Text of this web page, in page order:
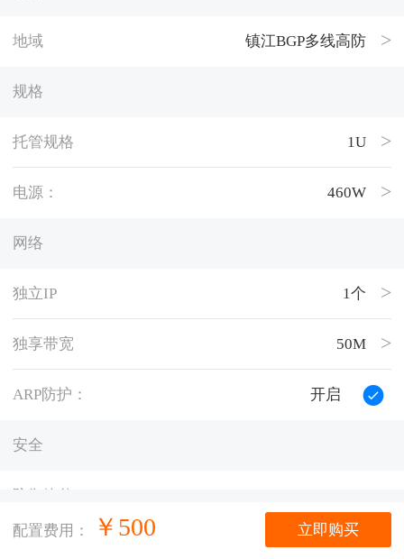
配置费用： ￥ 500 立即购买
地域 镇江BGP多线高防
规格
托管规格 1U
电源： 460W
网络
独立IP 1个
独享带宽 50M
ARP防护： 开启
安全
防御峰值：